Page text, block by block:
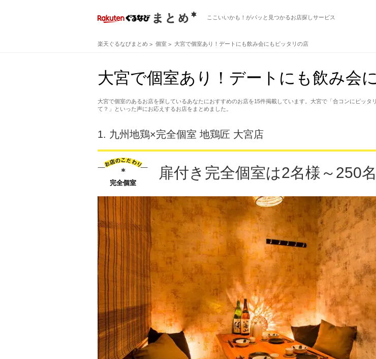
ここいいかも！がパッと見つかるお店探しサービス
楽天ぐるなびまとめ 個室 大宮で個室あり！デートにも飲み会にもピッタリの店
大宮で個室あり！デートにも飲み会
大宮で個室のあるお店を探しているあなたにおすすめのお店を15件掲載しています。大宮で「合コンにピッ
て？」といった声にお応えするお店をまとめました。
1. 九州地鶏×完全個室 地鶏匠 大宮店
完全個室
扉付き完全個室は2名様～250名